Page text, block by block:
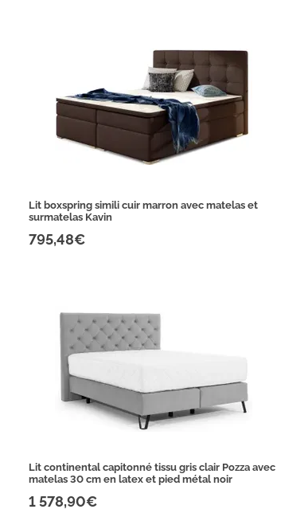
Lit boxspring simili cuir marron avec matelas et
surmatelas Kavin
795,48€
Lit continental capitonné tissu gris clair Pozza avec
matelas 30 cm en latex et pied métal noir
1 578,90€